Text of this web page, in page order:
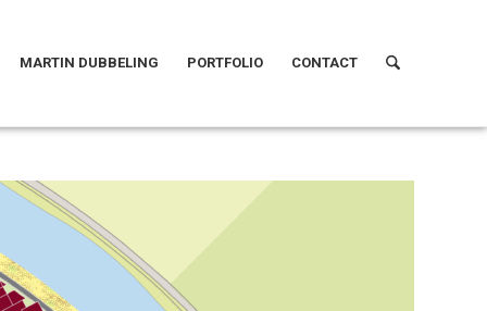
MARTIN DUBBELING PORTFOLIO CONTACT